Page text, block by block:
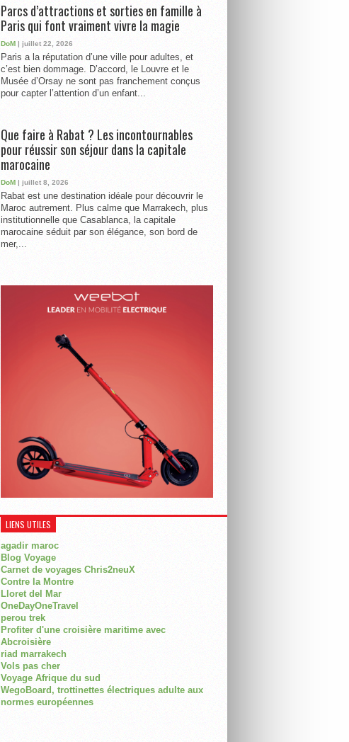
Parcs d’attractions et sorties en famille à
Paris qui font vraiment vivre la magie
DoM | juillet 22, 2026
Paris a la réputation d’une ville pour adultes, et
c’est bien dommage. D’accord, le Louvre et le
Musée d’Orsay ne sont pas franchement conçus
pour capter l’attention d’un enfant...
Que faire à Rabat ? Les incontournables
pour réussir son séjour dans la capitale
marocaine
DoM | juillet 8, 2026
Rabat est une destination idéale pour découvrir le
Maroc autrement. Plus calme que Marrakech, plus
institutionnelle que Casablanca, la capitale
marocaine séduit par son élégance, son bord de
mer,...
LIENS UTILES
agadir maroc
Blog Voyage
Carnet de voyages Chris2neuX
Contre la Montre
Lloret del Mar
OneDayOneTravel
perou trek
Profiter d'une croisière maritime avec
Abcroisière
riad marrakech
Vols pas cher
Voyage Afrique du sud
WegoBoard, trottinettes électriques adulte aux
normes européennes